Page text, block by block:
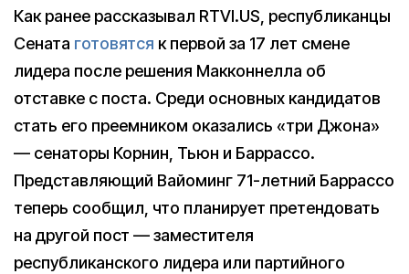
Как ранее рассказывал RTVI.US, республиканцы
Сената готовятся к первой за 17 лет смене
лидера после решения Макконнелла об
отставке с поста. Среди основных кандидатов
стать его преемником оказались «три Джона»
— сенаторы Корнин, Тьюн и Баррассо.
Представляющий Вайоминг 71-летний Баррассо
теперь сообщил, что планирует претендовать
на другой пост — заместителя
республиканского лидера или партийного